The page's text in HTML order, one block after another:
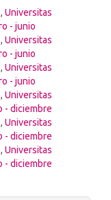
, Universitas
- junio
, Universitas
- junio
, Universitas
- junio
, Universitas
- diciembre
, Universitas
- diciembre
, Universitas
- diciembre